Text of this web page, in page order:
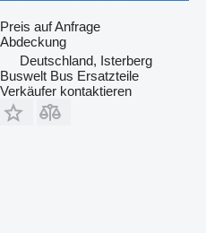
Preis auf Anfrage
Abdeckung
Deutschland, Isterberg
Buswelt Bus Ersatzteile
Verkäufer kontaktieren